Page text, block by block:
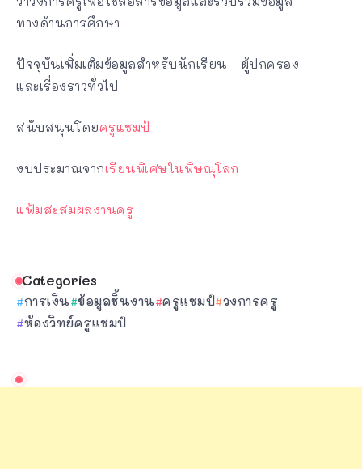
ทางด้านการศึกษา
ปัจจุบันเพิ่มเติมข้อมูลสำหรับนักเรียน ผู้ปกครอง
และเรื่องราวทั่วไป
สนับสนุนโดยครูแชมป์
งบประมาณจากเรียนพิเศษในพิษณุโลก
แฟ้มสะสมผลงานครู
Categories
การเงิน ข้อมูลชิ้นงาน ครูแชมป์ วงการครู
ห้องวิทย์ครูแชมป์